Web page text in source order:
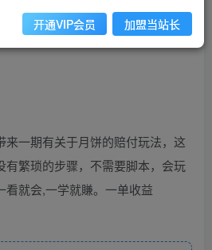
来一期有关于月饼的赔付玩法，这
有繁琐的步骤，不需要脚本，会玩
看就会,一学就賺。一单收益
开通VIP会员 加盟当站长